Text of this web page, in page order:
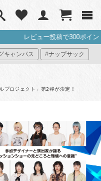
ントプレゼント
キャンパス #ナップサック
プロジェクト」第2弾が決定！